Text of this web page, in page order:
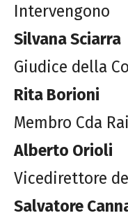
Intervengono
Silvana Sciarra
Giudice della
Rita Borioni
Membro Cda Rai
Alberto Orioli
Vicedirettore
Salvatore